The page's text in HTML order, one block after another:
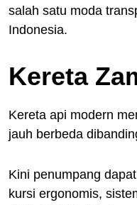
salah satu moda
Indonesia.
Kereta
Kereta api modern
jauh berbeda
Kini penumpang
kursi ergonomis,